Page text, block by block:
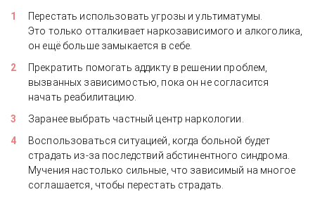
Перестать использовать угрозы и ультиматумы.
Это только отталкивает наркозависимого и алкоголика,
он ещё больше замыкается в себе.
Прекратить помогать аддикту в решении проблем,
вызванных зависимостью, пока он не согласится
начать реабилитацию.
Заранее выбрать частный центр наркологии.
Воспользоваться ситуацией, когда больной будет
страдать из-за последствий абстинентного синдрома.
Мучения настолько сильные, что зависимый на многое
соглашается, чтобы перестать страдать.